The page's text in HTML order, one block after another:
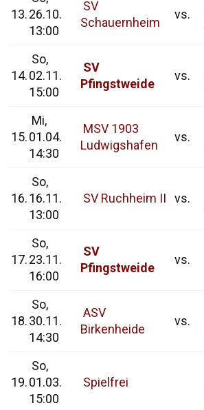
13.26.10.
13:00
SV
Schauernheim
vs.
14.
So,
02.11.
15:00
SV
Pfingstweide
vs.
15.
Mi,
01.04.
14:30
MSV 1903
Ludwigshafen
vs.
16.
So,
16.11.
13:00
SV Ruchheim II vs.
17.
So,
23.11.
16:00
SV
Pfingstweide
vs.
18.
So,
30.11.
14:30
ASV
Birkenheide
vs.
19.
So,
01.03.
15:00
Spielfrei